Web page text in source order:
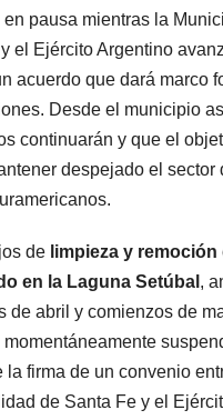
en pausa mientras la
el Ejército Argentino
acuerdo que dará marco
Desde el municipio
continuarán y que el
despejado el sector
de limpieza y remoción
en la Laguna Setúbal ,
de abril y comienzos de
la firma de un convenio
de Santa Fe y el